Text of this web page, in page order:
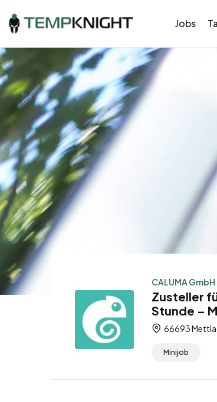
Jobs
CALUMA GmbH
Zusteller
Stunde –
66693
Minijob